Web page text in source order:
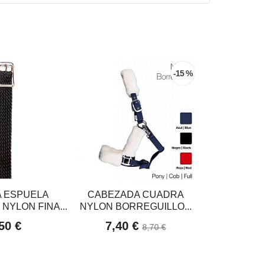
ESPUELA
NYLON FINA...
€
-15 %
CABEZADA CUADRA
NYLON BORREGUILLO...
7,40 €8,70 €